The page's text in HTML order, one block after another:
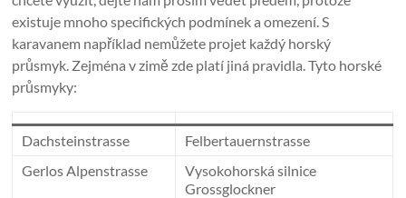
existuje mnoho specifických podmínek a omezení. S
karavanem například nemůžete projet každý horský
průsmyk. Zejména v zimě zde platí jiná pravidla. Tyto horské
průsmyky:
Dachsteinstrasse
Felbertauernstrasse
Gerlos Alpenstrasse
Vysokohorská silnice
Grossglockner